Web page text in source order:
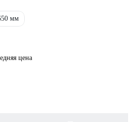
мм
цена